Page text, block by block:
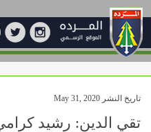
تاريخ النشر May 31, 2020
تقي الدين: رشيد